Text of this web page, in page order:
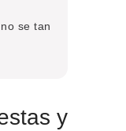
se tan
y